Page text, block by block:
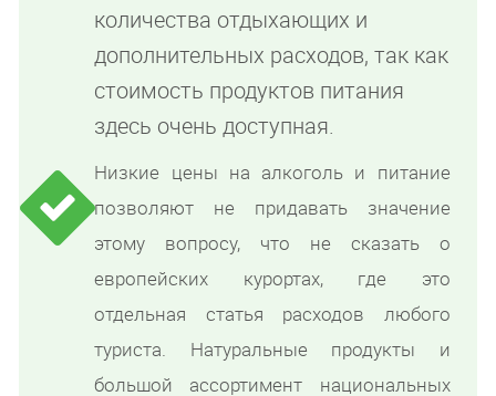
количества отдыхающих и
дополнительных расходов, так как
стоимость продуктов питания
здесь очень доступная.
Низкие цены на алкоголь и питание
позволяют не придавать значение
этому вопросу, что не сказать о
европейских курортах, где это
отдельная статья расходов любого
туриста. Натуральные продукты и
большой ассортимент национальных